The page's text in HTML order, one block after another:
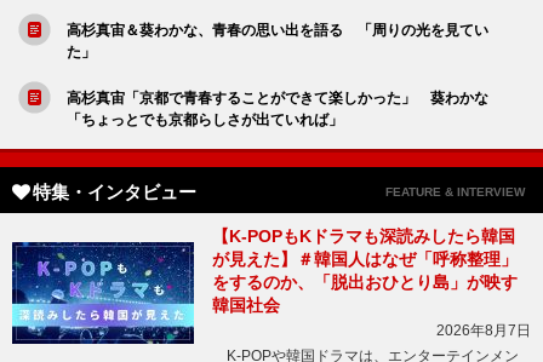
高杉真宙＆葵わかな、青春の思い出を語る 「周りの光を見てい
た」
高杉真宙「京都で青春することができて楽しかった」 葵わかな
「ちょっとでも京都らしさが出ていれば」
特集・インタビュー FEATURE & INTERVIEW
【K-POPもKドラマも深読みしたら韓国
が見えた】＃韓国人はなぜ「呼称整理」
をするのか、「脱出おひとり島」が映す
韓国社会
2026年8月7日
K-POPや韓国ドラマは、エンターテインメン